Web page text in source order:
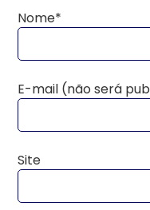
Nome*
E-mail (não será
Site